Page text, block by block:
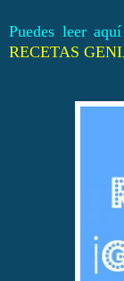
Puedes leer
RECETAS